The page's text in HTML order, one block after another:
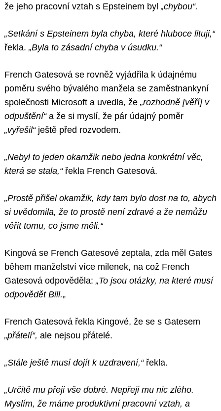
že jeho pracovní vztah s Epsteinem byl „chybou“.
„Setkání s Epsteinem byla chyba, které hluboce lituji,“
řekla. „Byla to zásadní chyba v úsudku.“
French Gatesová se rovněž vyjádřila k údajnému
poměru svého bývalého manžela se zaměstnankyní
společnosti Microsoft a uvedla, že „rozhodně [věří] v
odpuštění“a že si myslí, že pár údajný poměr
„vyřešil“ještě před rozvodem.
„Nebyl to jeden okamžik nebo jedna konkrétní věc,
která se stala,“řekla French Gatesová.
„Prostě přišel okamžik, kdy tam bylo dost na to, abych
si uvědomila, že to prostě není zdravé a že nemůžu
věřit tomu, co jsme měli.“
Kingová se French Gatesové zeptala, zda měl Gates
během manželství více milenek, na což French
Gatesová odpověděla: „To jsou otázky, na které musí
odpovědět Bill.„
French Gatesová řekla Kingové, že se s Gatesem
„přátelí“, ale nejsou přátelé.
„Stále ještě musí dojít k uzdravení,“řekla.
„Určitě mu přeji vše dobré. Nepřeji mu nic zlého.
Myslím, že máme produktivní pracovní vztah, a